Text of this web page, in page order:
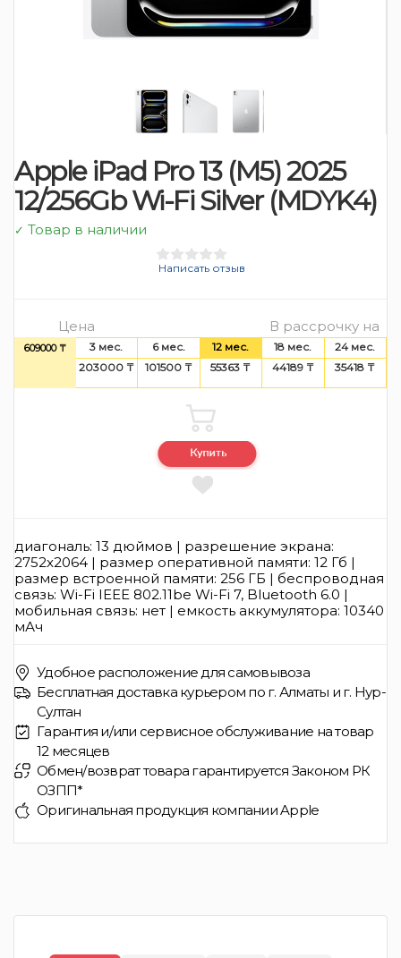
Apple iPad Pro 13 (M5) 2025
12/256Gb Wi-Fi Silver (MDYK4)
✓ Товар в наличии
Написать отзыв
Цена В рассрочку на
609000 ₸ 3 мес. 6 мес. 12 мес. 18 мес.
24 мес.
203000 ₸
101500 ₸ 55363 ₸ 44189 ₸ 35418 ₸
диагональ: 13 дюймов | разрешение экрана:
2752x2064 | размер оперативной памяти: 12 Гб |
размер встроенной памяти: 256 ГБ | беспроводная
связь: Wi-Fi IEEE 802.11be Wi-Fi 7, Bluetooth 6.0 |
мобильная связь: нет | емкость аккумулятора: 10340
мАч
Удобное расположение для самовывоза
Бесплатная доставка курьером по г. Алматы и г. Нур-
Султан
Гарантия и/или сервисное обслуживание на товар
12 месяцев
Обмен/возврат товара гарантируется Законом РК
ОЗПП*
Оригинальная продукция компании Apple